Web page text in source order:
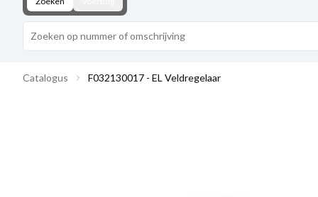
Catalogus F032130017 - EL Veldregelaar